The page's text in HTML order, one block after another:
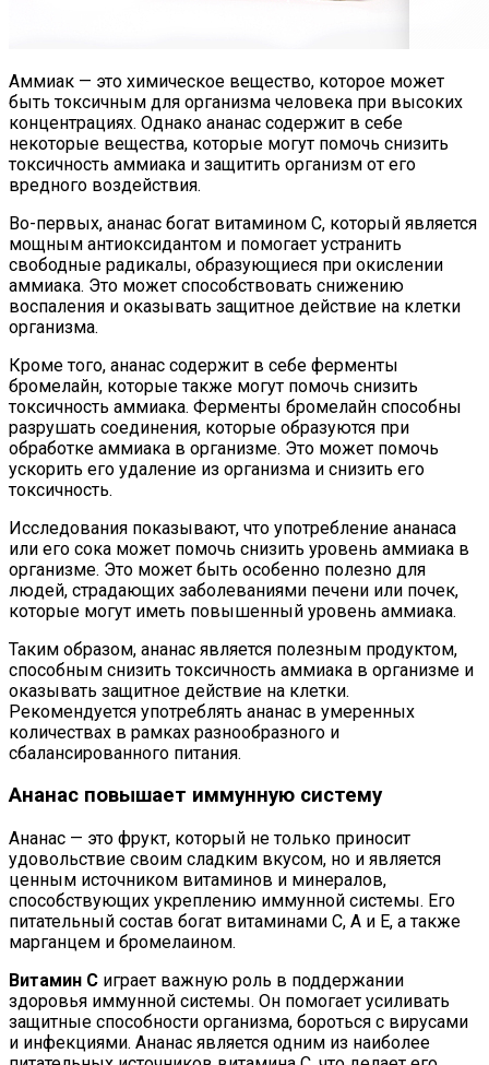
Аммиак — это химическое вещество, которое может
быть токсичным для организма человека при высоких
концентрациях. Однако ананас содержит в себе
некоторые вещества, которые могут помочь снизить
токсичность аммиака и защитить организм от его
вредного воздействия.
Во-первых, ананас богат витамином С, который является
мощным антиоксидантом и помогает устранить
свободные радикалы, образующиеся при окислении
аммиака. Это может способствовать снижению
воспаления и оказывать защитное действие на клетки
организма.
Кроме того, ананас содержит в себе ферменты
бромелайн, которые также могут помочь снизить
токсичность аммиака. Ферменты бромелайн способны
разрушать соединения, которые образуются при
обработке аммиака в организме. Это может помочь
ускорить его удаление из организма и снизить его
токсичность.
Исследования показывают, что употребление ананаса
или его сока может помочь снизить уровень аммиака в
организме. Это может быть особенно полезно для
людей, страдающих заболеваниями печени или почек,
которые могут иметь повышенный уровень аммиака.
Таким образом, ананас является полезным продуктом,
способным снизить токсичность аммиака в организме и
оказывать защитное действие на клетки.
Рекомендуется употреблять ананас в умеренных
количествах в рамках разнообразного и
сбалансированного питания.
Ананас повышает иммунную систему
Ананас — это фрукт, который не только приносит
удовольствие своим сладким вкусом, но и является
ценным источником витаминов и минералов,
способствующих укреплению иммунной системы. Его
питательный состав богат витаминами С, А и Е, а также
марганцем и бромелаином.
Витамин С играет важную роль в поддержании
здоровья иммунной системы. Он помогает усиливать
защитные способности организма, бороться с вирусами
и инфекциями. Ананас является одним из наиболее